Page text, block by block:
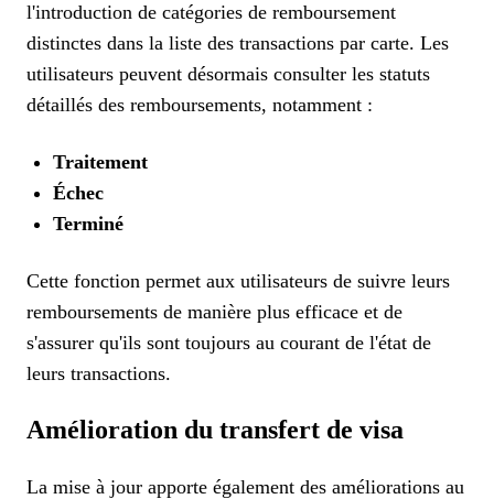
l'introduction de catégories de remboursement
distinctes dans la liste des transactions par carte. Les
utilisateurs peuvent désormais consulter les statuts
détaillés des remboursements, notamment :
Traitement
Échec
Terminé
Cette fonction permet aux utilisateurs de suivre leurs
remboursements de manière plus efficace et de
s'assurer qu'ils sont toujours au courant de l'état de
leurs transactions.
Amélioration du transfert de visa
La mise à jour apporte également des améliorations au